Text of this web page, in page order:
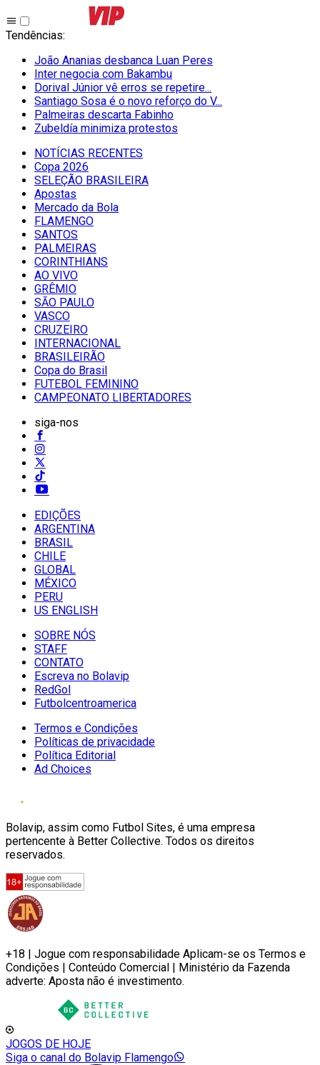
Tendências:
João Ananias desbanca Luan Peres
Inter negocia com Bakambu
Dorival Júnior vê erros se repetire...
Santiago Sosa é o novo reforço do V...
Palmeiras descarta Fabinho
Zubeldía minimiza protestos
NOTÍCIAS RECENTES
Copa 2026
SELEÇÃO BRASILEIRA
Apostas
Mercado da Bola
FLAMENGO
SANTOS
PALMEIRAS
CORINTHIANS
AO VIVO
GRÊMIO
SĀO PAULO
VASCO
CRUZEIRO
INTERNACIONAL
BRASILEIRÃO
Copa do Brasil
FUTEBOL FEMININO
CAMPEONATO LIBERTADORES
siga-nos
EDIÇÕES
ARGENTINA
BRASIL
CHILE
GLOBAL
MÉXICO
PERU
US ENGLISH
SOBRE NÓS
STAFF
CONTATO
Escreva no Bolavip
RedGol
Futbolcentroamerica
Termos e Condições
Políticas de privacidade
Política Editorial
Ad Choices
Bolavip, assim como Futbol Sites, é uma empresa
pertencente à Better Collective. Todos os direitos
reservados.
+18 | Jogue com responsabilidade Aplicam-se os Termos e
Condições | Conteúdo Comercial | Ministério da Fazenda
adverte: Aposta não é investimento.
JOGOS DE HOJE
Siga o canal do Bolavip Flamengo